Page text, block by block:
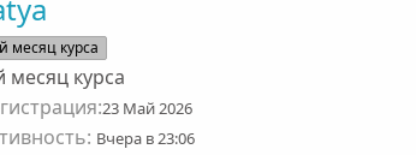
месяц курса
месяц курса
23 Май 2026
Вчера в 23:06